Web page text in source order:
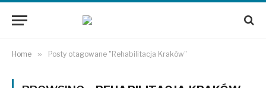
Home » Posty otagowane "Rehabilitacja Kraków"